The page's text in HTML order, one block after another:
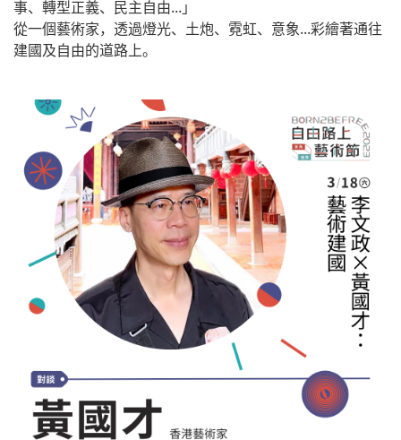
事、轉型正義、民主自由...」
從一個藝術家，透過燈光、土炮、霓虹、意象...彩繪著通往
建國及自由的道路上。